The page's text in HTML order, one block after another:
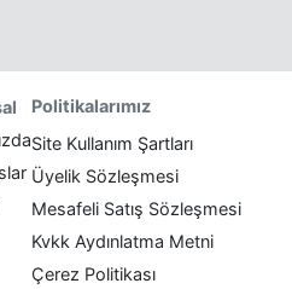
Politikalarımız
Site Kullanım Şartları
Üyelik Sözleşmesi
Mesafeli Satış Sözleşmesi
Kvkk Aydınlatma Metni
Çerez Politikası